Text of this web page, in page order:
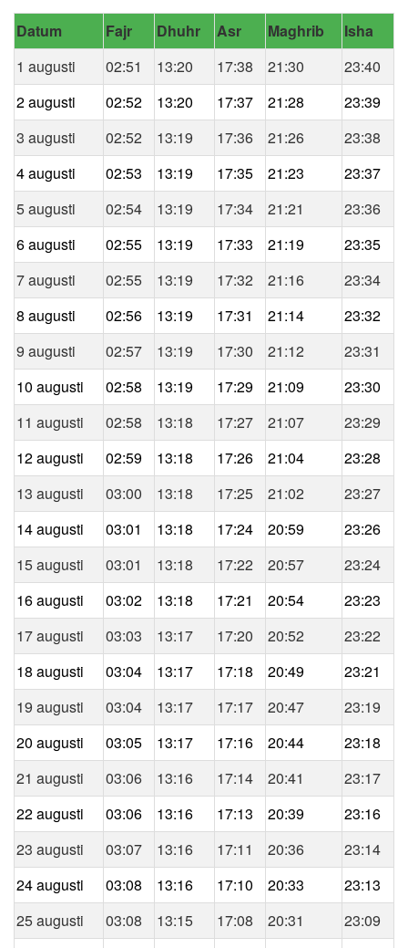
Datum Fajr Dhuhr Asr Maghrib
Isha
1 augusti
02:51 13:20 17:38 21:30
23:40
2 augusti
02:52 13:20 17:37 21:28
23:39
3 augusti
02:52 13:19 17:36 21:26
23:38
4 augusti
02:53 13:19 17:35 21:23
23:37
5 augusti
02:54 13:19 17:34 21:21
23:36
6 augusti
02:55 13:19 17:33 21:19
23:35
7 augusti
02:55 13:19 17:32 21:16
23:34
8 augusti
02:56 13:19 17:31 21:14
23:32
9 augusti
02:57 13:19 17:30 21:12
23:31
10 augusti
02:58 13:19 17:29 21:09
23:30
11 augusti
02:58 13:18 17:27 21:07
23:29
12 augusti
02:59 13:18 17:26 21:04
23:28
13 augusti
03:00 13:18 17:25 21:02
23:27
14 augusti
03:01 13:18 17:24 20:59
23:26
15 augusti
03:01 13:18 17:22 20:57
23:24
16 augusti
03:02 13:18 17:21 20:54
23:23
17 augusti
03:03 13:17 17:20 20:52
23:22
18 augusti
03:04 13:17 17:18 20:49
23:21
19 augusti
03:04 13:17 17:17 20:47
23:19
20 augusti
03:05 13:17 17:16 20:44
23:18
21 augusti
03:06 13:16 17:14 20:41
23:17
22 augusti
03:06 13:16 17:13 20:39
23:16
23 augusti
03:07 13:16 17:11 20:36
23:14
24 augusti
03:08 13:16 17:10 20:33
23:13
25 augusti
03:08 13:15 17:08 20:31
23:09